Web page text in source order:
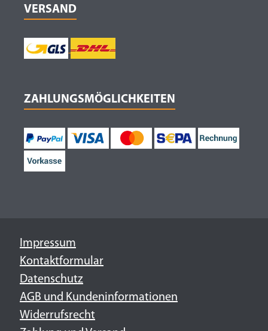
VERSAND
ZAHLUNGSMÖGLICHKEITEN
Impressum
Kontaktformular
Datenschutz
AGB und Kundeninformationen
Widerrufsrecht